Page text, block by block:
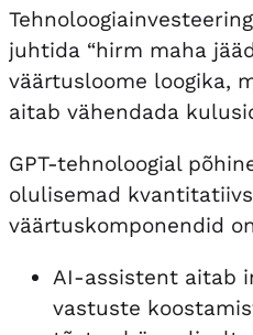
juhtida “hirm maha
väärtusloome loogika,
aitab vähendada
GPT-tehnoloogial
olulisemad
väärtuskomponendid
AI-assistent aitab
vastuste